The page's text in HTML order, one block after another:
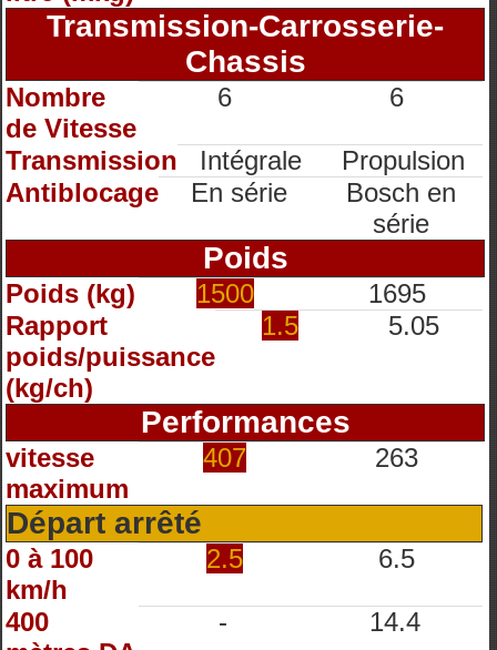
Transmission-Carrosserie-
Chassis
Nombre
de Vitesse
6 6
Transmission Intégrale
Propulsion
Antiblocage
En série
Bosch en
série
Poids
Poids (kg) 1500
1695
Rapport
poids/puissance
(kg/ch)
1.5 5.05
Performances
vitesse
maximum
407 263
Départ arrêté
0 à 100
km/h
2.5 6.5
400
- 14.4